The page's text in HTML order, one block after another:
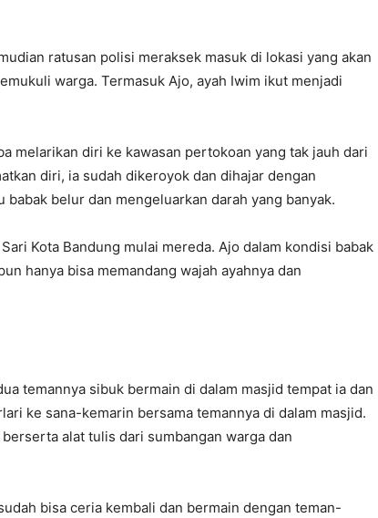
ratusan polisi meraksek masuk di lokasi yang akan
warga. Termasuk Ajo, ayah Iwim ikut menjadi
melarikan diri ke kawasan pertokoan yang tak jauh dari
diri, ia sudah dikeroyok dan dihajar dengan
belur dan mengeluarkan darah yang banyak.
Kota Bandung mulai mereda. Ajo dalam kondisi babak
hanya bisa memandang wajah ayahnya dan
temannya sibuk bermain di dalam masjid tempat ia dan
ke sana-kemarin bersama temannya di dalam masjid.
alat tulis dari sumbangan warga dan
bisa ceria kembali dan bermain dengan teman-